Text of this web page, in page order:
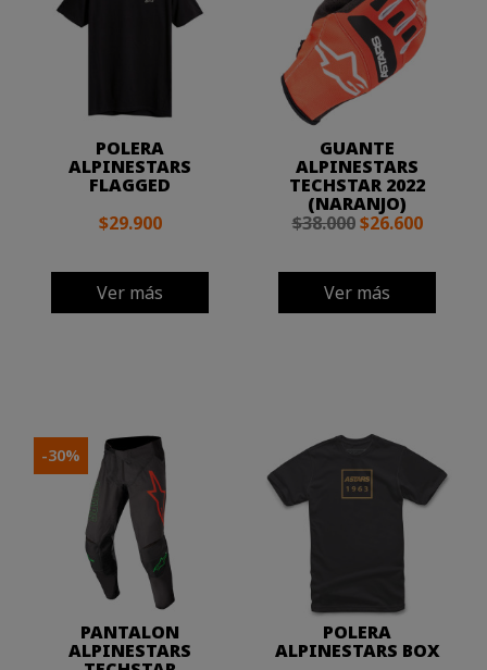
POLERA
ALPINESTARS
FLAGGED
$29.900
Ver más
GUANTE
ALPINESTARS
TECHSTAR 2022
(NARANJO)
$38.000 $26.600
Ver más
PANTALON
ALPINESTARS
-30%
POLERA
ALPINESTARS BOX